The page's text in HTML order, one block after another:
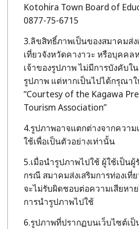
Kotohira Town Board of
0877-75-6715
ลิขสิทธิ์ภาพเป็นของสมาคมส่ง
เที่ยวจังหวัดคางาวะ หรือบุคคล
เจ้าของรูปภาพ ไม่มีการบังคับใ
รูปภาพ แต่หากเป็นไปได้กรุณา
“Courtesy of the Kagawa
Tourism Association”
รูปภาพอาจแตกต่างจากความ
ใช้เพื่อเป็นตัวอย่างเท่านั้น
เมื่อนำรูปภาพไปใช้ ผู้ใช้เป็น
กรณี สมาคมส่งเสริมการท่องเที่
จะไม่รับผิดชอบต่อความเสียหาย
การนำรูปภาพไปใช้
รูปภาพที่ปรากฏบนเว็บไซต์เ